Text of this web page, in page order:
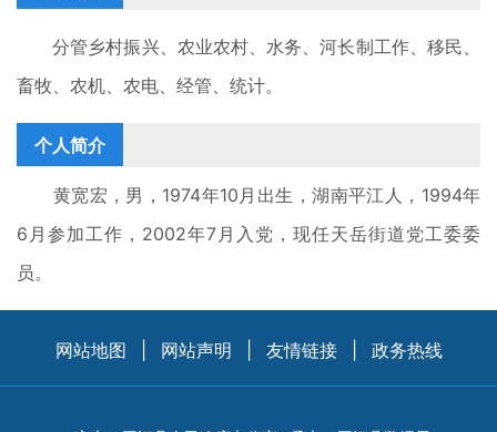
分管乡村振兴、农业农村、水务、河长制工作、移民、
畜牧、农机、农电、经管、统计。
个人简介
黄宽宏，男，1974年10月出生，湖南平江人，1994年
6月参加工作，2002年7月入党，现任天岳街道党工委委
员。
网站地图 网站声明 友情链接 政务热线